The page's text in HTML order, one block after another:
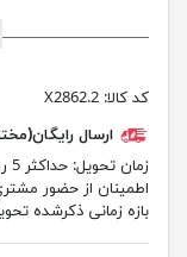
کد کالا: X2862.2
ارسال
زمان تحویل:
اطمینان از حضور
بازه زمانی ذکرشده